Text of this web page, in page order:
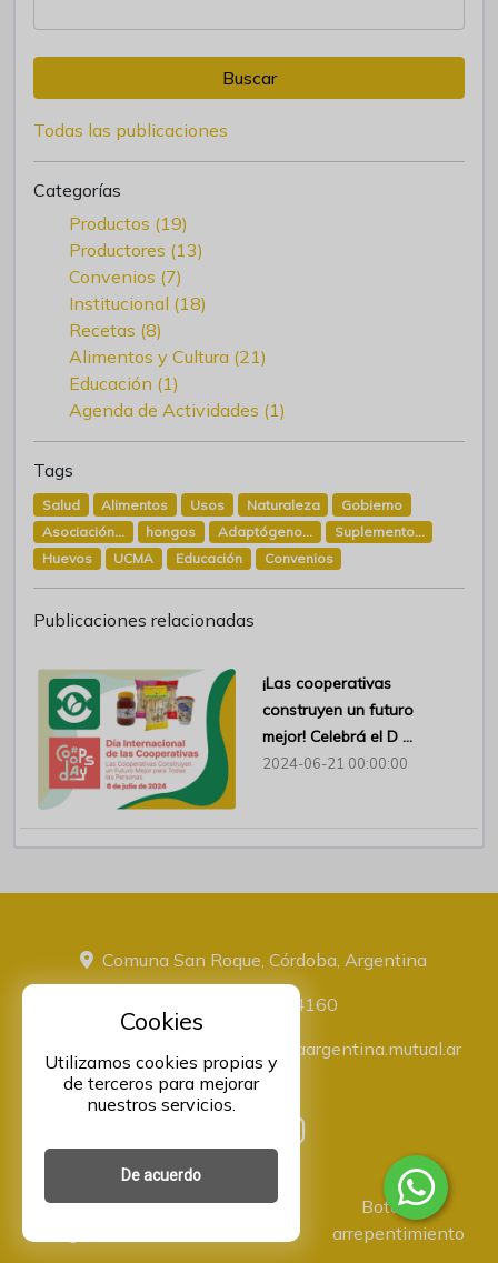
Cookies
Utilizamos cookies propias y
de terceros para mejorar
nuestros servicios.
De acuerdo
Buscar
Todas las publicaciones
Categorías
Productos (19)
Productores (13)
Convenios (7)
Institucional (18)
Recetas (8)
Alimentos y Cultura (21)
Educación (1)
Agenda de Actividades (1)
Tags
Salud Alimentos Usos Naturaleza
Gobierno
Asociación...
hongos Adaptógeno...
Suplemento...
Huevos
UCMA Educación Convenios
Publicaciones relacionadas
¡Las cooperativas
construyen un futuro
mejor! Celebrá el D ...
2024-06-21 00:00:00
Comuna San Roque, Córdoba, Argentina
+543516774160
administracion@proveeduriaargentina.mutual.ar
Asociación Mutual Integrantes
Botón de
arrepentimiento